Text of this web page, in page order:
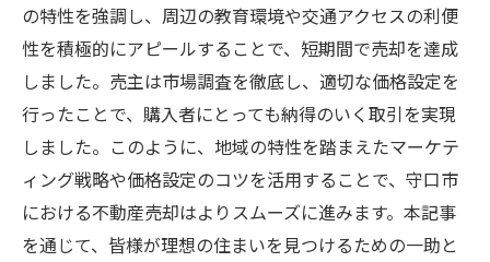
の特性を強調し、周辺の教育環境や交通アクセスの利便
性を積極的にアピールすることで、短期間で売却を達成
しました。売主は市場調査を徹底し、適切な価格設定を
行ったことで、購入者にとっても納得のいく取引を実現
しました。このように、地域の特性を踏まえたマーケテ
ィング戦略や価格設定のコツを活用することで、守口市
における不動産売却はよりスムーズに進みます。本記事
を通じて、皆様が理想の住まいを見つけるための一助と